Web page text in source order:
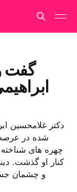
گفت
دکتر غلامحسین
شده در
چهره های
کنار او گذشت.
و چشمان